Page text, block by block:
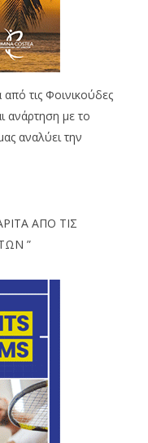
τις Φοινικούδες
ανάρτηση με το
αναλύει την
ΑΠΟ ΤΙΣ
”